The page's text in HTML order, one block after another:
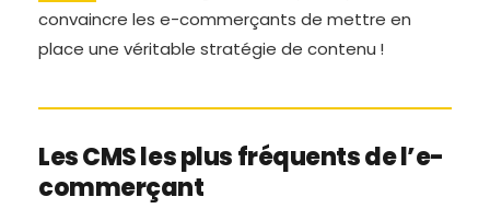
convaincre les e-commerçants de mettre en
place une véritable stratégie de contenu !
Les CMS les plus fréquents de l’e-
commerçant